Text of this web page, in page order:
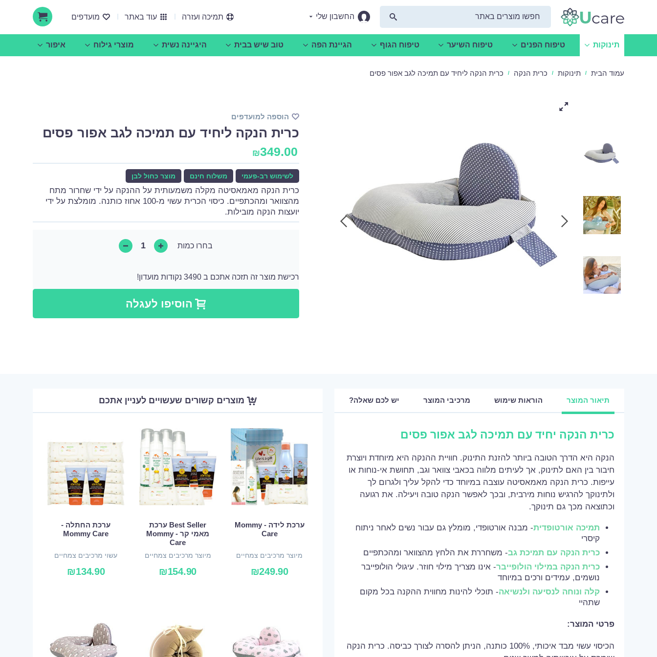
החשבון שלי תמיכה ועזרה עוד באתר מועדפים
תינוקות טיפוח הפנים טיפוח השיער טיפוח הגוף הגיינת הפה טוב שיש בבית היגיינה נשית מוצרי גילוח איפור
עמוד הבית / תינוקות / כרית הנקה / כרית הנקה ליחיד עם תמיכה לגב אפור פסים
הוספה למועדפים
כרית הנקה ליחיד עם תמיכה לגב אפור פסים
₪349.00
לשימוש רב-פעמי משלוח חינם מוצר כחול לבן
כרית הנקה מאמאסיטה מקלה משמעותית על ההנקה על ידי שחרור מתח
מהצוואר ומהכתפיים. כיסוי הכרית עשוי מ-100 אחוז כותנה. מומלצת על ידי
יועצות הנקה מובילות.
בחרו כמות
רכישת מוצר זה תזכה אתכם ב 3490 נקודות מועדון!
הוסיפו לעגלה
תיאור המוצר הוראות שימוש מרכיבי המוצר יש לכם שאלה?
כרית הנקה יחיד עם תמיכה לגב אפור פסים
הנקה היא הדרך הטובה ביותר להזנת התינוק. חוויית ההנקה היא מיוחדת ויוצרת
חיבור בין האם לתינוק, אך לעיתים מלווה בכאבי צוואר וגב, תחושת אי-נוחות או
עייפות. כרית הנקה מאמאסיטה עוצבה במיוחד כדי להקל עליך ולגרום לך
ולתינוקך להרגיש נוחות מירבית, ובכך לאפשר הנקה טובה ויעילה. את רגועה
וכתוצאה מכך גם תינוקך.
תמיכה אורטופדית- מבנה אורטופדי, מומלץ גם עבור נשים לאחר ניתוח
קיסרי
כרית הנקה עם תמיכת גב- משחררת את הלחץ מהצוואר ומהכתפיים
כרית הנקה במילוי הולופייבר- אינו מצריך מילוי חוזר. עיגולי הולופייבר
נושמים, עמידים ורכים במיוחד
קלה ונוחה לנסיעה ולנשיאה- תוכלי להינות מחווית ההקנה בכל מקום
שתהיי
פרטי המוצר:
הכיסוי עשוי מבד איכותי, 100% כותנה, הניתן להסרה לצורך כביסה. כרית הנקה
מוצרים קשורים שעשויים לעניין אתכם
ערכת לידה - Mommy
Care
מיוצר מרכיבים צמחיים
ואורגניים₪249.90
Best Seller ערכת
מאמי קר - Mommy
Care
מיוצר מרכיבים צמחיים
ואורגניים ₪154.90
ערכת החתלה -
Mommy Care
עשוי מרכיבים צמחיים
ואורגניים ₪134.90